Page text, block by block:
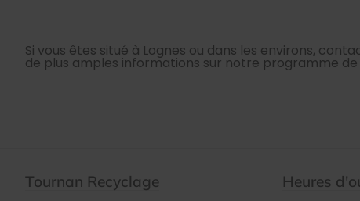
Si vous êtes situé à Lognes ou dans les environs,
de plus amples informations sur notre programme
Tournan Recyclage Heures